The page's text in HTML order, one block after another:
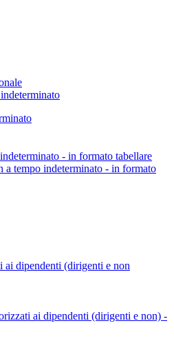
- in formato tabellare
a tempo indeterminato - in formato
dipendenti (dirigenti e non
ai dipendenti (dirigenti e non) -